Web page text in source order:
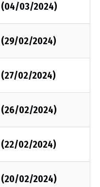
(04/03/2024)
(29/02/2024)
(27/02/2024)
(26/02/2024)
(22/02/2024)
(20/02/2024)